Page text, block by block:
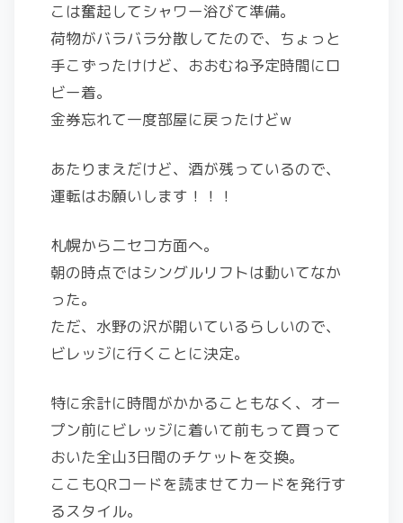
こは奮起してシャワー浴びて準備。
荷物がバラバラ分散してたので、ちょっと
手こずったけけど、おおむね予定時間にロ
ビー着。
金券忘れて一度部屋に戻ったけどw
あたりまえだけど、酒が残っているので、
運転はお願いします！！！
札幌からニセコ方面へ。
朝の時点ではシングルリフトは動いてなか
った。
ただ、水野の沢が開いているらしいので、
ビレッジに行くことに決定。
特に余計に時間がかかることもなく、オー
プン前にビレッジに着いて前もって買って
おいた全山3日間のチケットを交換。
ここもQRコードを読ませてカードを発行す
るスタイル。